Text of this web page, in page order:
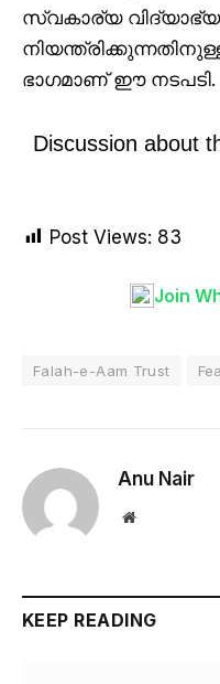
സ്വകാര്യ
ഭാഗമാണ് ഈ നടപടി.
Discussion about
Post Views: 83
Join
Falah-e-Aam Trust
Anu Nair
Website
KEEP READING